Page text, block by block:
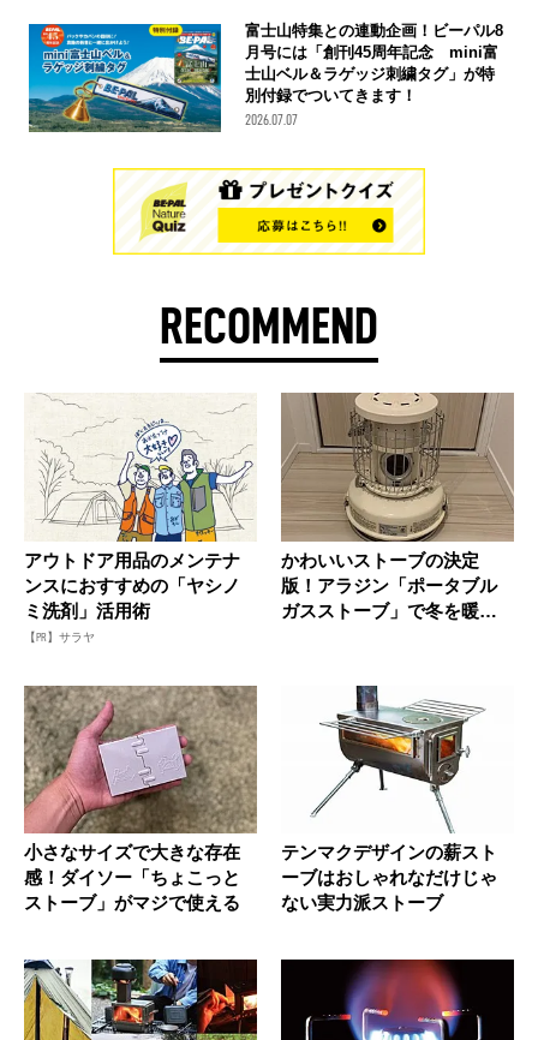
富士山特集との連動企画！ビーパル8
月号には「創刊45周年記念 mini富
士山ベル＆ラゲッジ刺繍タグ」が特
別付録でついてきます！
2026.07.07
RECOMMEND
アウトドア用品のメンテナ
ンスにおすすめの「ヤシノ
ミ洗剤」活用術
【PR】サラヤ
かわいいストーブの決定
版！アラジン「ポータブル
ガスストーブ」で冬を暖か
小さなサイズで大きな存在
感！ダイソー「ちょこっと
ストーブ」がマジで使える
テンマクデザインの薪スト
ーブはおしゃれなだけじゃ
ない実力派ストーブ